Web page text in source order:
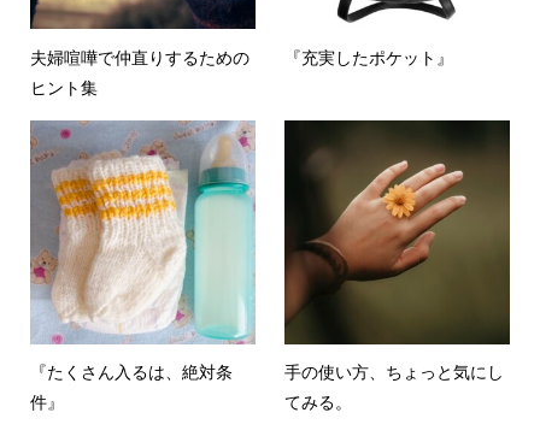
夫婦喧嘩で仲直りするための
ヒント集
『充実したポケット』
『たくさん入るは、絶対条
件』
手の使い方、ちょっと気にし
てみる。